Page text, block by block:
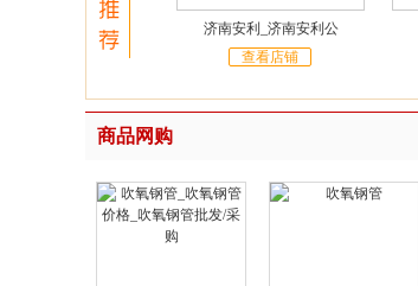
济南安利_济南安利公
查看店铺
商品网购